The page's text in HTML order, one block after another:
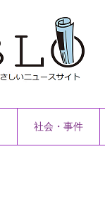
社会・事件